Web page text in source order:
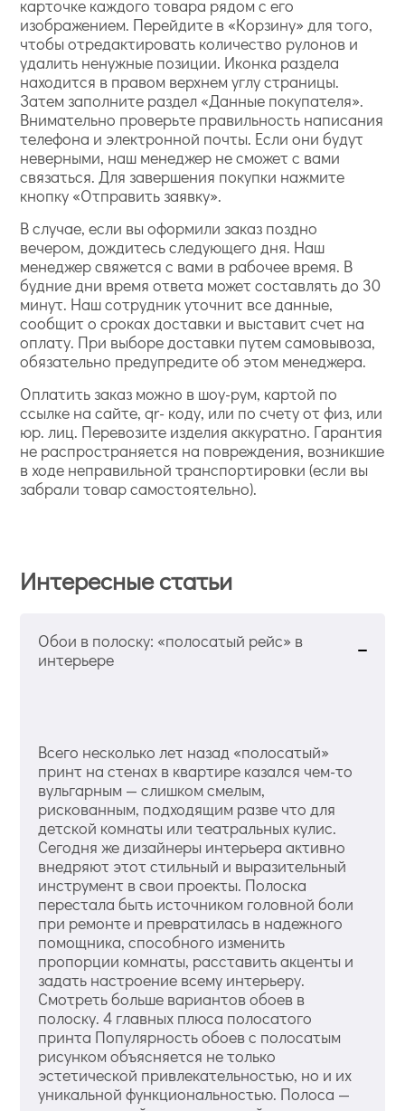
карточке каждого товара рядом с его
изображением. Перейдите в «Корзину» для того,
чтобы отредактировать количество рулонов и
удалить ненужные позиции. Иконка раздела
находится в правом верхнем углу страницы.
Затем заполните раздел «Данные покупателя».
Внимательно проверьте правильность написания
телефона и электронной почты. Если они будут
неверными, наш менеджер не сможет с вами
связаться. Для завершения покупки нажмите
кнопку «Отправить заявку».
В случае, если вы оформили заказ поздно
вечером, дождитесь следующего дня. Наш
менеджер свяжется с вами в рабочее время. В
будние дни время ответа может составлять до 30
минут. Наш сотрудник уточнит все данные,
сообщит о сроках доставки и выставит счет на
оплату. При выборе доставки путем самовывоза,
обязательно предупредите об этом менеджера.
Оплатить заказ можно в шоу-рум, картой по
ссылке на сайте, qr- коду, или по счету от физ, или
юр. лиц. Перевозите изделия аккуратно. Гарантия
не распространяется на повреждения, возникшие
в ходе неправильной транспортировки (если вы
забрали товар самостоятельно).
Интересные статьи
Обои в полоску: «полосатый рейс» в
интерьере
Всего несколько лет назад «полосатый»
принт на стенах в квартире казался чем-то
вульгарным — слишком смелым,
рискованным, подходящим разве что для
детской комнаты или театральных кулис.
Сегодня же дизайнеры интерьера активно
внедряют этот стильный и выразительный
инструмент в свои проекты. Полоска
перестала быть источником головной боли
при ремонте и превратилась в надежного
помощника, способного изменить
пропорции комнаты, расставить акценты и
задать настроение всему интерьеру.
Смотреть больше вариантов обоев в
полоску. 4 главных плюса полосатого
принта Популярность обоев с полосатым
рисунком объясняется не только
эстетической привлекательностью, но и их
уникальной функциональностью. Полоса —